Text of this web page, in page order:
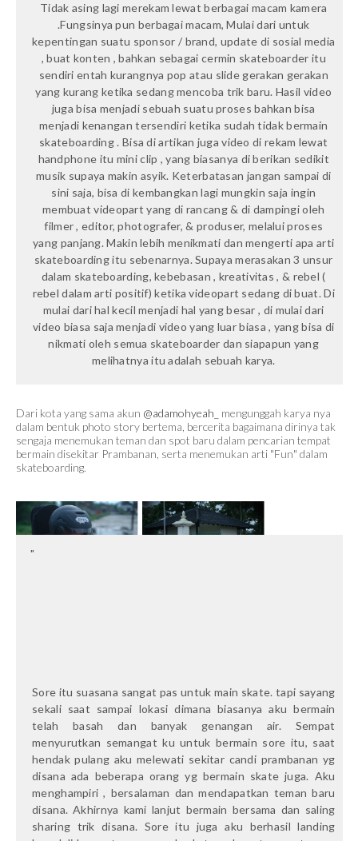
Tidak asing lagi merekam lewat berbagai macam kamera
.Fungsinya pun berbagai macam, Mulai dari untuk
kepentingan suatu sponsor / brand, update di sosial media
, buat konten , bahkan sebagai cermin skateboarder itu
sendiri entah kurangnya pop atau slide gerakan gerakan
yang kurang ketika sedang mencoba trik baru. Hasil video
juga bisa menjadi sebuah suatu proses bahkan bisa
menjadi kenangan tersendiri ketika sudah tidak bermain
skateboarding . Bisa di artikan juga video di rekam lewat
handphone itu mini clip , yang biasanya di berikan sedikit
musik supaya makin asyik. Keterbatasan jangan sampai di
sini saja, bisa di kembangkan lagi mungkin saja ingin
membuat videopart yang di rancang & di dampingi oleh
filmer , editor, photografer, & produser, melalui proses
yang panjang. Makin lebih menikmati dan mengerti apa arti
skateboarding itu sebenarnya. Supaya merasakan 3 unsur
dalam skateboarding, kebebasan , kreativitas , & rebel (
rebel dalam arti positif) ketika videopart sedang di buat. Di
mulai dari hal kecil menjadi hal yang besar , di mulai dari
video biasa saja menjadi video yang luar biasa , yang bisa di
nikmati oleh semua skateboarder dan siapapun yang
melihatnya itu adalah sebuah karya.
Dari kota yang sama akun @adamohyeah_
mengunggah karya nya
dalam bentuk photo story bertema, bercerita bagaimana dirinya tak
sengaja menemukan teman dan spot baru dalam pencarian tempat
bermain disekitar Prambanan, serta menemukan arti "Fun" dalam
skateboarding.
Sore itu suasana sangat pas untuk main skate. tapi sayang
sekali saat sampai lokasi dimana biasanya aku bermain
telah basah dan banyak genangan air. Sempat
menyurutkan semangat ku untuk bermain sore itu, saat
hendak pulang aku melewati sekitar candi prambanan yg
disana ada beberapa orang yg bermain skate juga. Aku
menghampiri , bersalaman dan mendapatkan teman baru
disana. Akhirnya kami lanjut bermain bersama dan saling
sharing trik disana. Sore itu juga aku berhasil landing